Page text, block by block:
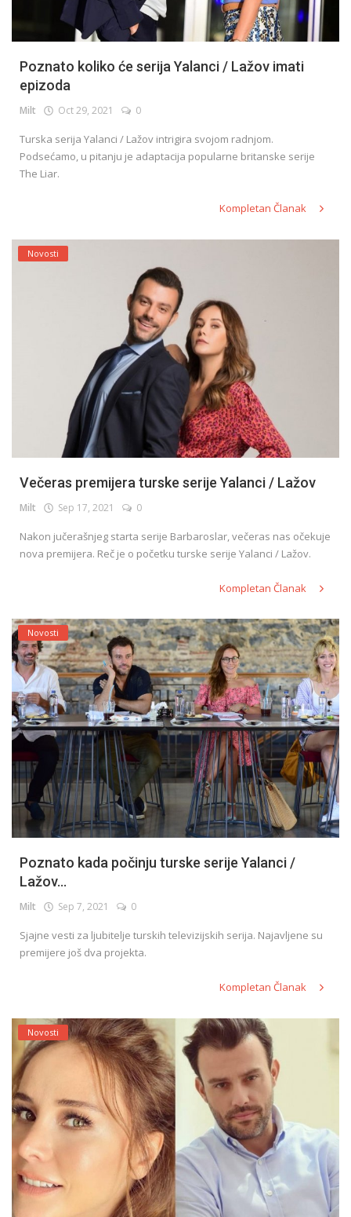
Poznato koliko će serija Yalanci / Lažov imati
epizoda
Milt Oct 29, 2021 0
Turska serija Yalanci / Lažov intrigira svojom radnjom.
Podsećamo, u pitanju je adaptacija popularne britanske serije
The Liar.
Kompletan Članak
Novosti
Večeras premijera turske serije Yalanci / Lažov
Milt Sep 17, 2021 0
Nakon jučerašnjeg starta serije Barbaroslar, večeras nas očekuje
nova premijera. Reč je o početku turske serije Yalanci / Lažov.
Kompletan Članak
Novosti
Poznato kada počinju turske serije Yalanci /
Lažov...
Milt Sep 7, 2021 0
Sjajne vesti za ljubitelje turskih televizijskih serija. Najavljene su
premijere još dva projekta.
Kompletan Članak
Novosti